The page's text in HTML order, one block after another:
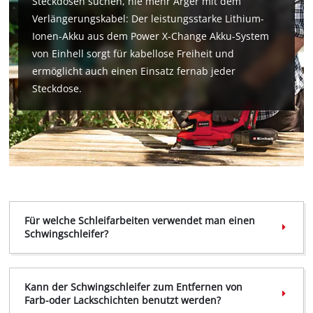
Verlängerungskabel: Der leistungsstarke Lithium-
Ionen-Akku aus dem Power X-Change Akku-System
von Einhell sorgt für kabellose Freiheit und
ermöglicht auch einen Einsatz fernab jeder
Steckdose.
Für welche Schleifarbeiten verwendet man einen
Schwingschleifer?
Kann der Schwingschleifer zum Entfernen von
Farb-oder Lackschichten benutzt werden?